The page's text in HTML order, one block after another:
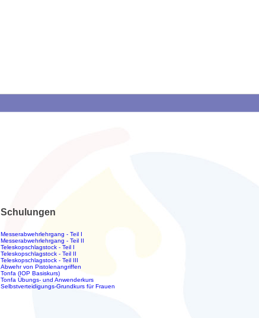
Schulungen
Messerabwehrlehrgang - Teil I
Messerabwehrlehrgang - Teil II
Teleskopschlagstock - Teil I
Teleskopschlagstock - Teil II
Teleskopschlagstock - Teil III
Abwehr von Pistolenangriffen
Tonfa (IOP Basiskurs)
Tonfa Übungs- und Anwenderkurs
Selbstverteidigungs-Grundkurs für Frauen